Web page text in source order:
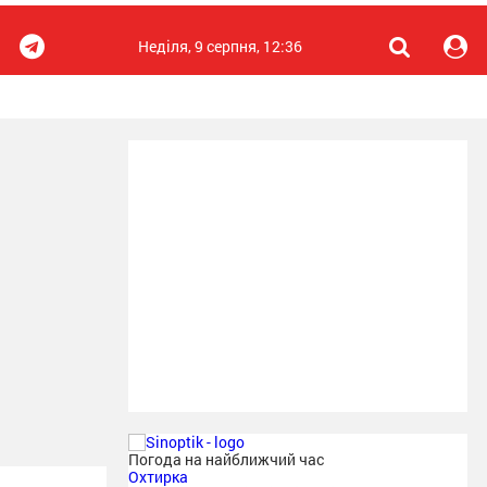
Неділя, 9 серпня, 12:36
Погода на найближчий час
Охтирка